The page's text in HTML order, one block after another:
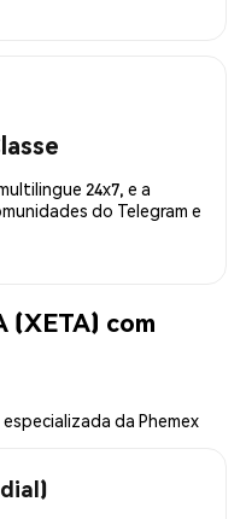
24x7, e a
do Telegram e
(XETA) com
da Phemex